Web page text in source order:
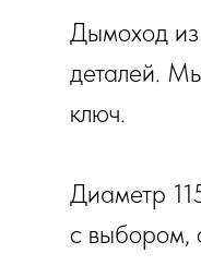
Дымоход из
деталей.
ключ.
Диаметр
с выбором,